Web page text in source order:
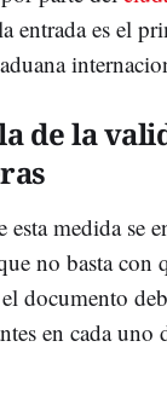
entrada es el
de la
esta medida se
no basta con
documento
en cada uno